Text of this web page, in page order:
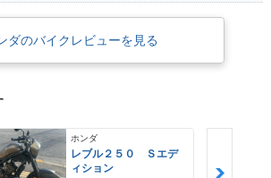
ダのバイクレビューを見る
ホンダ
レブル２５０ Ｓエデ
ィション